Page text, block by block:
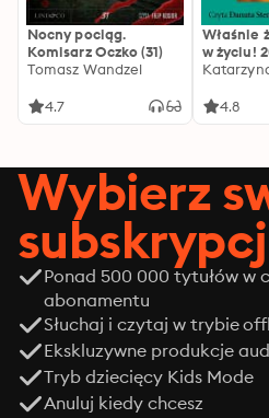
Nocny pociąg.
Komisarz Oczko (31)
Tomasz Wandzel
4.7
Właśnie
w życiu!
4.8
Wybierz
Ponad 500 000 tytułów w
abonamentu
Słuchaj i czytaj w trybie
Ekskluzywne produkcje
Tryb dziecięcy Kids Mode
Anuluj kiedy chcesz